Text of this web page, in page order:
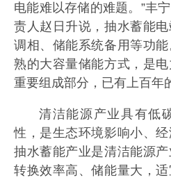
电能难以存储的难题。”丰
责人赵日升说，抽水蓄能电
调相、储能系统备用等功
熟的大容量储能方式，是
重要组成部分，已有上百年
清洁能源产业具有低
性，是生态环境影响小、经
抽水蓄能产业是清洁能源
转换效率高、储能量大，